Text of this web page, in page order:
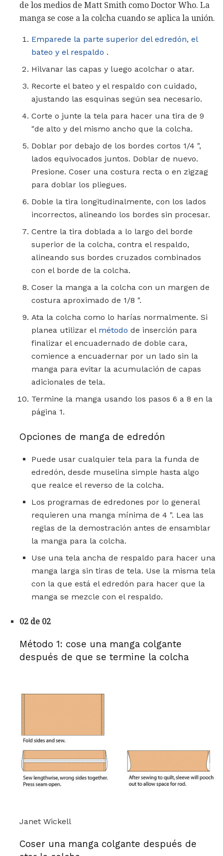
de los medios de Matt Smith como Doctor Who. La
manga se cose a la colcha cuando se aplica la unión.
Emparede la parte superior del edredón, el
bateo y el respaldo .
Hilvanar las capas y luego acolchar o atar.
Recorte el bateo y el respaldo con cuidado,
ajustando las esquinas según sea necesario.
Corte o junte la tela para hacer una tira de 9
"de alto y del mismo ancho que la colcha.
Doblar por debajo de los bordes cortos 1/4 ",
lados equivocados juntos. Doblar de nuevo.
Presione. Coser una costura recta o en zigzag
para doblar los pliegues.
Doble la tira longitudinalmente, con los lados
incorrectos, alineando los bordes sin procesar.
Centre la tira doblada a lo largo del borde
superior de la colcha, contra el respaldo,
alineando sus bordes cruzados combinados
con el borde de la colcha.
Coser la manga a la colcha con un margen de
costura aproximado de 1/8 ".
Ata la colcha como lo harías normalmente. Si
planea utilizar el método de inserción para
finalizar el encuadernado de doble cara,
comience a encuadernar por un lado sin la
manga para evitar la acumulación de capas
adicionales de tela.
Termine la manga usando los pasos 6 a 8 en la
página 1.
Opciones de manga de edredón
Puede usar cualquier tela para la funda de
edredón, desde muselina simple hasta algo
que realce el reverso de la colcha.
Los programas de edredones por lo general
requieren una manga mínima de 4 ". Lea las
reglas de la demostración antes de ensamblar
la manga para la colcha.
Use una tela ancha de respaldo para hacer una
manga larga sin tiras de tela. Use la misma tela
con la que está el edredón para hacer que la
manga se mezcle con el respaldo.
02 de 02
Método 1: cose una manga colgante
después de que se termine la colcha
Janet Wickell
Coser una manga colgante después de